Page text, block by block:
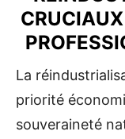
La
priorité
souveraineté